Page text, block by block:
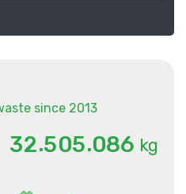
since 2013
32.505.086 kg